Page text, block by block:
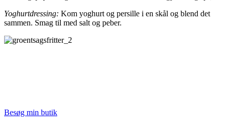
Yoghurtdressing: Kom yoghurt og persille i en skål og blend det
sammen. Smag til med salt og peber.
Besøg min butik